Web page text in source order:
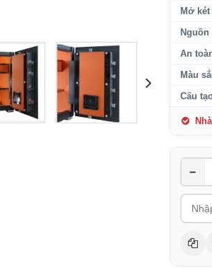
Mở két
Nguồn
An
Màu
Cấu
−